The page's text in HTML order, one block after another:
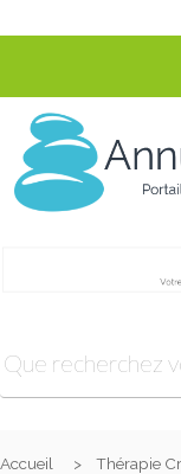
Accueil
Thérapie